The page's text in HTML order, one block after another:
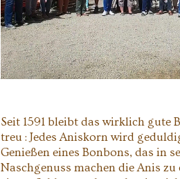
Seit 1591 bleibt das wirklich gute
treu : Jedes Aniskorn wird
Genießen eines Bonbons, das in
Naschgenuss machen die Anis